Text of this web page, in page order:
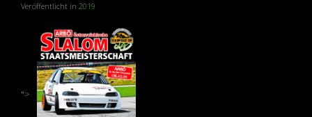
Veröffentlicht in 2019
">